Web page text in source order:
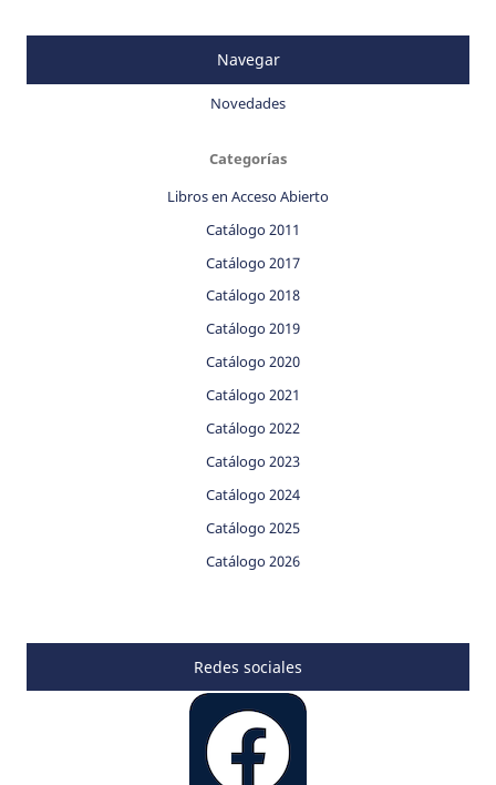
Navegar
Novedades
Categorías
Libros en Acceso Abierto
Catálogo 2011
Catálogo 2017
Catálogo 2018
Catálogo 2019
Catálogo 2020
Catálogo 2021
Catálogo 2022
Catálogo 2023
Catálogo 2024
Catálogo 2025
Catálogo 2026
Redes sociales